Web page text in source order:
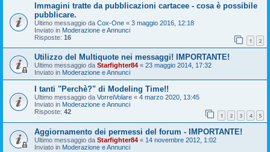
Immagini tratte da pubblicazioni cartacee - cosa è possibile
pubblicare.
Ultimo messaggio da Cox-One « 3 maggio 2016, 12:18
Inviato in Moderazione e Annunci
Risposte: 16 1 2
Utilizzo del Multiquote nei messaggi! IMPORTANTE!
Ultimo messaggio da Starfighter84 « 23 maggio 2014, 17:32
Inviato in Moderazione e Annunci
I tanti "Perchè?" di Modeling Time!!
Ultimo messaggio da VorreiVolare « 4 marzo 2020, 13:45
Inviato in Moderazione e Annunci
Risposte: 42 1 2 3 4 5
Aggiornamento dei permessi del forum - IMPORTANTE!
Ultimo messaggio da Starfighter84 « 14 novembre 2012, 1:02
Inviato in Moderazione e Annunci